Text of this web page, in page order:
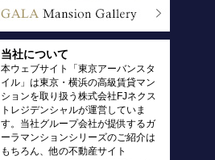
当社について
本ウェブサイト「東京アーバンスタ
イル」は東京・横浜の高級賃貸マン
ションを取り扱う株式会社FJネクス
トレジデンシャルが運営していま
す。当社グループ会社が提供するガ
ーラマンションシリーズのご紹介は
もちろん、他の不動産サイト